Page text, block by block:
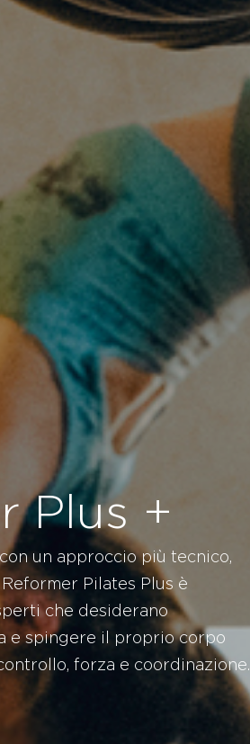
Plus +
un approccio più tecnico,
Pilates Plus è
che desiderano
e spingere il proprio corpo
forza e coordinazione.